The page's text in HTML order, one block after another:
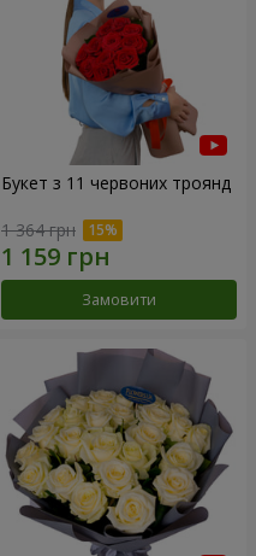
Букет з 11 червоних троянд
1 364 грн
Замовити